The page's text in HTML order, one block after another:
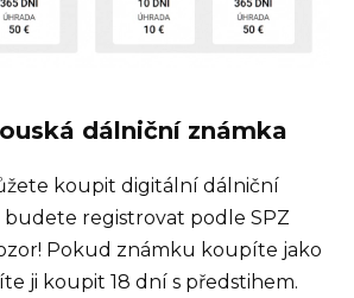
dálniční známka
koupit digitální dálniční
registrovat podle SPZ
Pokud známku koupíte jako
ji koupit 18 dní s předstihem.